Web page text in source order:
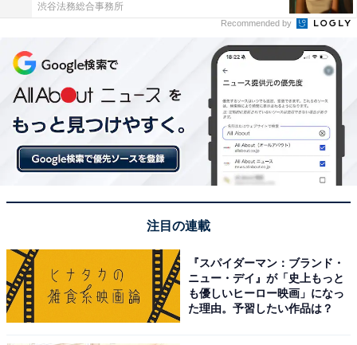
画像出典：TBS系『VIVANT』 公式サイト
渋谷法務総合事務所
Recommended by
注目の連載
『スパイダーマン：ブランド・
ニュー・デイ』が「史上もっと
も優しいヒーロー映画」になっ
た理由。予習したい作品は？